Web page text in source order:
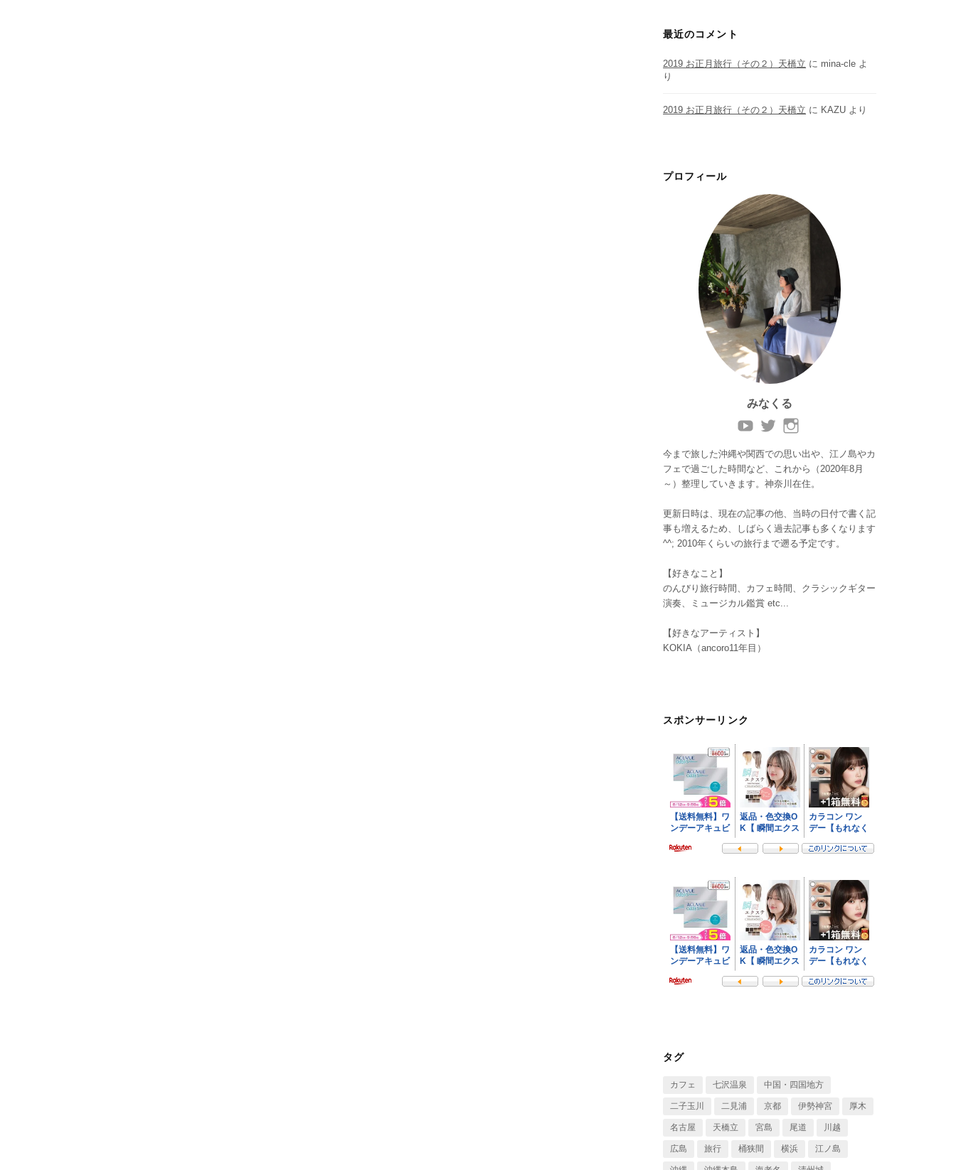
最近のコメント
2019 お正月旅行（その２）天橋立 に mina-cle よ
り
2019 お正月旅行（その２）天橋立 に KAZU より
プロフィール
みなくる
今まで旅した沖縄や関西での思い出や、江ノ島やカ
フェで過ごした時間など、これから（2020年8月
～）整理していきます。神奈川在住。
更新日時は、現在の記事の他、当時の日付で書く記
事も増えるため、しばらく過去記事も多くなります
^^; 2010年くらいの旅行まで遡る予定です。
【好きなこと】
のんびり旅行時間、カフェ時間、クラシックギター
演奏、ミュージカル鑑賞 etc...
【好きなアーティスト】
KOKIA（ancoro11年目）
スポンサーリンク
タグ
カフェ 七沢温泉 中国・四国地方
二子玉川 二見浦 京都 伊勢神宮 厚木
名古屋 天橋立 宮島 尾道 川越
広島 旅行 桶狭間 横浜 江ノ島